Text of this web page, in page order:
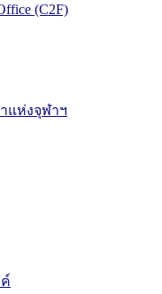
(C2F)
แห่งจุฬาฯ